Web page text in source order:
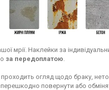
мрії. Наклейки за
за передоплатою.
огляд щодо браку,
повернути або